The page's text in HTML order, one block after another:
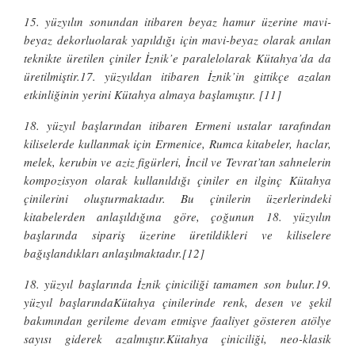
15. yüzyılın sonundan itibaren beyaz hamur üzerine mavi-
beyaz dekorluolarak yapıldığı için mavi-beyaz olarak anılan
teknikte üretilen çiniler İznik’e paralelolarak Kütahya’da da
üretilmiştir.17. yüzyıldan itibaren İznik’in gittikçe azalan
etkinliğinin yerini Kütahya almaya başlamıştır. [11]
18. yüzyıl başlarından itibaren Ermeni ustalar tarafından
kiliselerde kullanmak için Ermenice, Rumca kitabeler, haclar,
melek, kerubin ve aziz figürleri, İncil ve Tevrat’tan sahnelerin
kompozisyon olarak kullanıldığı çiniler en ilginç Kütahya
çinilerini oluşturmaktadır. Bu çinilerin üzerlerindeki
kitabelerden anlaşıldığına göre, çoğunun 18. yüzyılın
başlarında sipariş üzerine üretildikleri ve kiliselere
bağışlandıkları anlaşılmaktadır.[12]
18. yüzyıl başlarında İznik çiniciliği tamamen son bulur.19.
yüzyıl başlarındaKütahya çinilerinde renk, desen ve şekil
bakımından gerileme devam etmişve faaliyet gösteren atölye
sayısı giderek azalmıştır.Kütahya çiniciliği, neo-klasik